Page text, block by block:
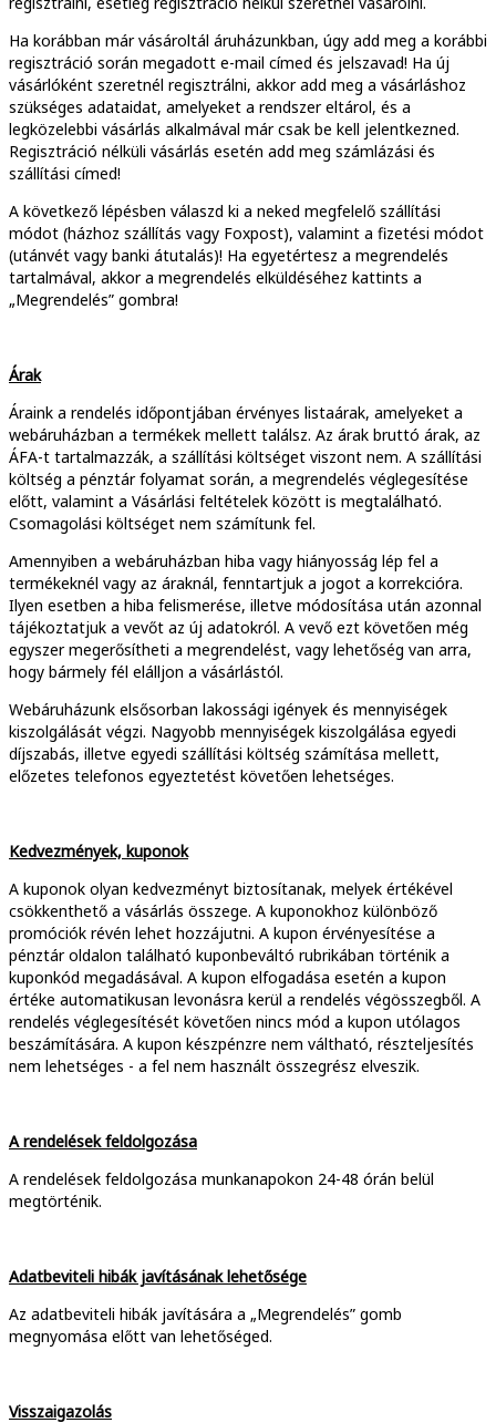
Ha korábban már vásároltál áruházunkban, úgy add meg a korábbi
regisztráció során megadott e-mail címed és jelszavad! Ha új
vásárlóként szeretnél regisztrálni, akkor add meg a vásárláshoz
szükséges adataidat, amelyeket a rendszer eltárol, és a
legközelebbi vásárlás alkalmával már csak be kell jelentkezned.
Regisztráció nélküli vásárlás esetén add meg számlázási és
szállítási címed!
A következő lépésben válaszd ki a neked megfelelő szállítási
módot (házhoz szállítás vagy Foxpost), valamint a fizetési módot
(utánvét vagy banki átutalás)! Ha egyetértesz a megrendelés
tartalmával, akkor a megrendelés elküldéséhez kattints a
„Megrendelés” gombra!
Árak
Áraink a rendelés időpontjában érvényes listaárak, amelyeket a
webáruházban a termékek mellett találsz. Az árak bruttó árak, az
ÁFA-t tartalmazzák, a szállítási költséget viszont nem. A szállítási
költség a pénztár folyamat során, a megrendelés véglegesítése
előtt, valamint a Vásárlási feltételek között is megtalálható.
Csomagolási költséget nem számítunk fel.
Amennyiben a webáruházban hiba vagy hiányosság lép fel a
termékeknél vagy az áraknál, fenntartjuk a jogot a korrekcióra.
Ilyen esetben a hiba felismerése, illetve módosítása után azonnal
tájékoztatjuk a vevőt az új adatokról. A vevő ezt követően még
egyszer megerősítheti a megrendelést, vagy lehetőség van arra,
hogy bármely fél elálljon a vásárlástól.
Webáruházunk elsősorban lakossági igények és mennyiségek
kiszolgálását végzi. Nagyobb mennyiségek kiszolgálása egyedi
díjszabás, illetve egyedi szállítási költség számítása mellett,
előzetes telefonos egyeztetést követően lehetséges.
Kedvezmények, kuponok
A kuponok olyan kedvezményt biztosítanak, melyek értékével
csökkenthető a vásárlás összege. A kuponokhoz különböző
promóciók révén lehet hozzájutni. A kupon érvényesítése a
pénztár oldalon található kuponbeváltó rubrikában történik a
kuponkód megadásával. A kupon elfogadása esetén a kupon
értéke automatikusan levonásra kerül a rendelés végösszegből. A
rendelés véglegesítését követően nincs mód a kupon utólagos
beszámítására. A kupon készpénzre nem váltható, részteljesítés
nem lehetséges - a fel nem használt összegrész elveszik.
A rendelések feldolgozása
A rendelések feldolgozása munkanapokon 24-48 órán belül
megtörténik.
Adatbeviteli hibák javításának lehetősége
Az adatbeviteli hibák javítására a „Megrendelés” gomb
megnyomása előtt van lehetőséged.
Visszaigazolás